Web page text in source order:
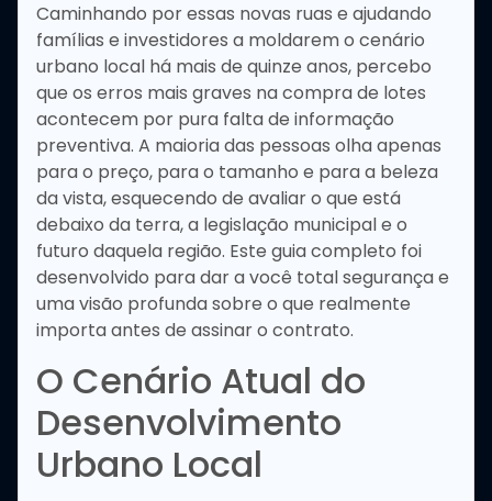
Caminhando por essas novas ruas e ajudando
famílias e investidores a moldarem o cenário
urbano local há mais de quinze anos, percebo
que os erros mais graves na compra de lotes
acontecem por pura falta de informação
preventiva. A maioria das pessoas olha apenas
para o preço, para o tamanho e para a beleza
da vista, esquecendo de avaliar o que está
debaixo da terra, a legislação municipal e o
futuro daquela região. Este guia completo foi
desenvolvido para dar a você total segurança e
uma visão profunda sobre o que realmente
importa antes de assinar o contrato.
O Cenário Atual do
Desenvolvimento
Urbano Local